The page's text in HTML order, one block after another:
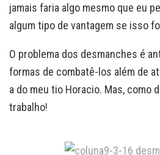
jamais faria algo mesmo que eu
algum tipo de vantagem se isso
O problema dos desmanches é
formas de combatê-los além de
a do meu tio Horacio. Mas, como
trabalho!